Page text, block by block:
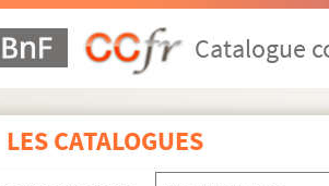
Catalogue
LES CATALOGUES